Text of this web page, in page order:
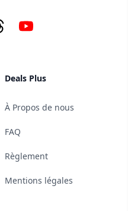
YouTube
Deals Plus
À Propos de nous
FAQ
Règlement
Mentions légales